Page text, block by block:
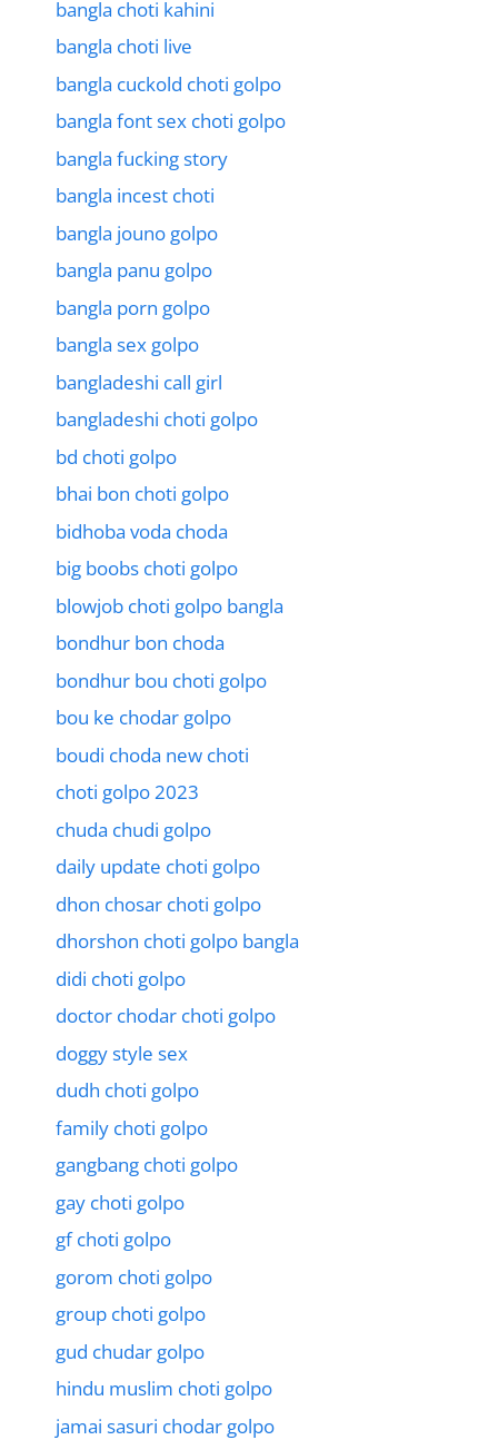
bangla choti kahini
bangla choti live
bangla cuckold choti golpo
bangla font sex choti golpo
bangla fucking story
bangla incest choti
bangla jouno golpo
bangla panu golpo
bangla porn golpo
bangla sex golpo
bangladeshi call girl
bangladeshi choti golpo
bd choti golpo
bhai bon choti golpo
bidhoba voda choda
big boobs choti golpo
blowjob choti golpo bangla
bondhur bon choda
bondhur bou choti golpo
bou ke chodar golpo
boudi choda new choti
choti golpo 2023
chuda chudi golpo
daily update choti golpo
dhon chosar choti golpo
dhorshon choti golpo bangla
didi choti golpo
doctor chodar choti golpo
doggy style sex
dudh choti golpo
family choti golpo
gangbang choti golpo
gay choti golpo
gf choti golpo
gorom choti golpo
group choti golpo
gud chudar golpo
hindu muslim choti golpo
jamai sasuri chodar golpo